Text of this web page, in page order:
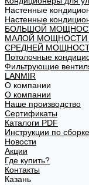
Настенные
Настенные
БОЛЬШОЙ
МАЛОЙ МОЩНОСТИ
СРЕДНЕЙ МОЩНОСТИ
Потолочные
Фильтрующие
LANMIR
О компании
О компании
Наше производство
Сертификаты
Каталоги PDF
Инструкции по сборке
Новости
Акции
Где купить?
Контакты
Казань